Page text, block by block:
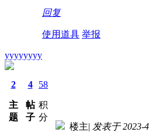
回复
使用道具 举报
yyyyyyyy
2
主
题
4
帖
子
58
积
分
楼主| 发表于 2023-